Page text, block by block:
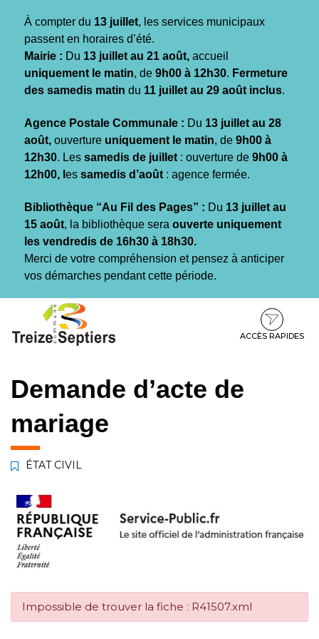
À compter du 13 juillet, les services municipaux
passent en horaires d’été.
Mairie : Du 13 juillet au 21 août, accueil
uniquement le matin, de 9h00 à 12h30. Fermeture
des samedis matin du 11 juillet au 29 août inclus.
Agence Postale Communale : Du 13 juillet au 28
août, ouverture uniquement le matin, de 9h00 à
12h30. Les samedis de juillet : ouverture de 9h00 à
12h00, l es samedis d’août : agence fermée.
Bibliothèque “Au Fil des Pages” : Du 13 juillet au
15 août, la bibliothèque sera ouverte uniquement
les vendredis de 16h30 à 18h30.
Merci de votre compréhension et pensez à anticiper
vos démarches pendant cette période.
contenu
pied
ACCÈS RAPIDES
Demande d’acte de
mariage
ÉTAT CIVIL
Impossible de trouver la fiche : R41507.xml